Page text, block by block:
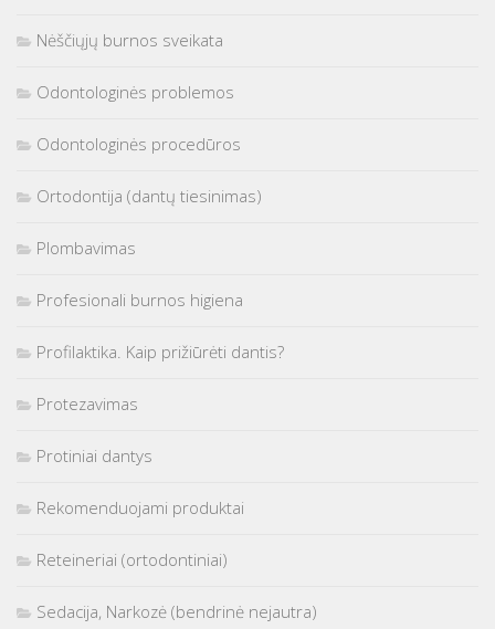
Nėščiųjų burnos sveikata
Odontologinės problemos
Odontologinės procedūros
Ortodontija (dantų tiesinimas)
Plombavimas
Profesionali burnos higiena
Profilaktika. Kaip prižiūrėti dantis?
Protezavimas
Protiniai dantys
Rekomenduojami produktai
Reteineriai (ortodontiniai)
Sedacija, Narkozė (bendrinė nejautra)